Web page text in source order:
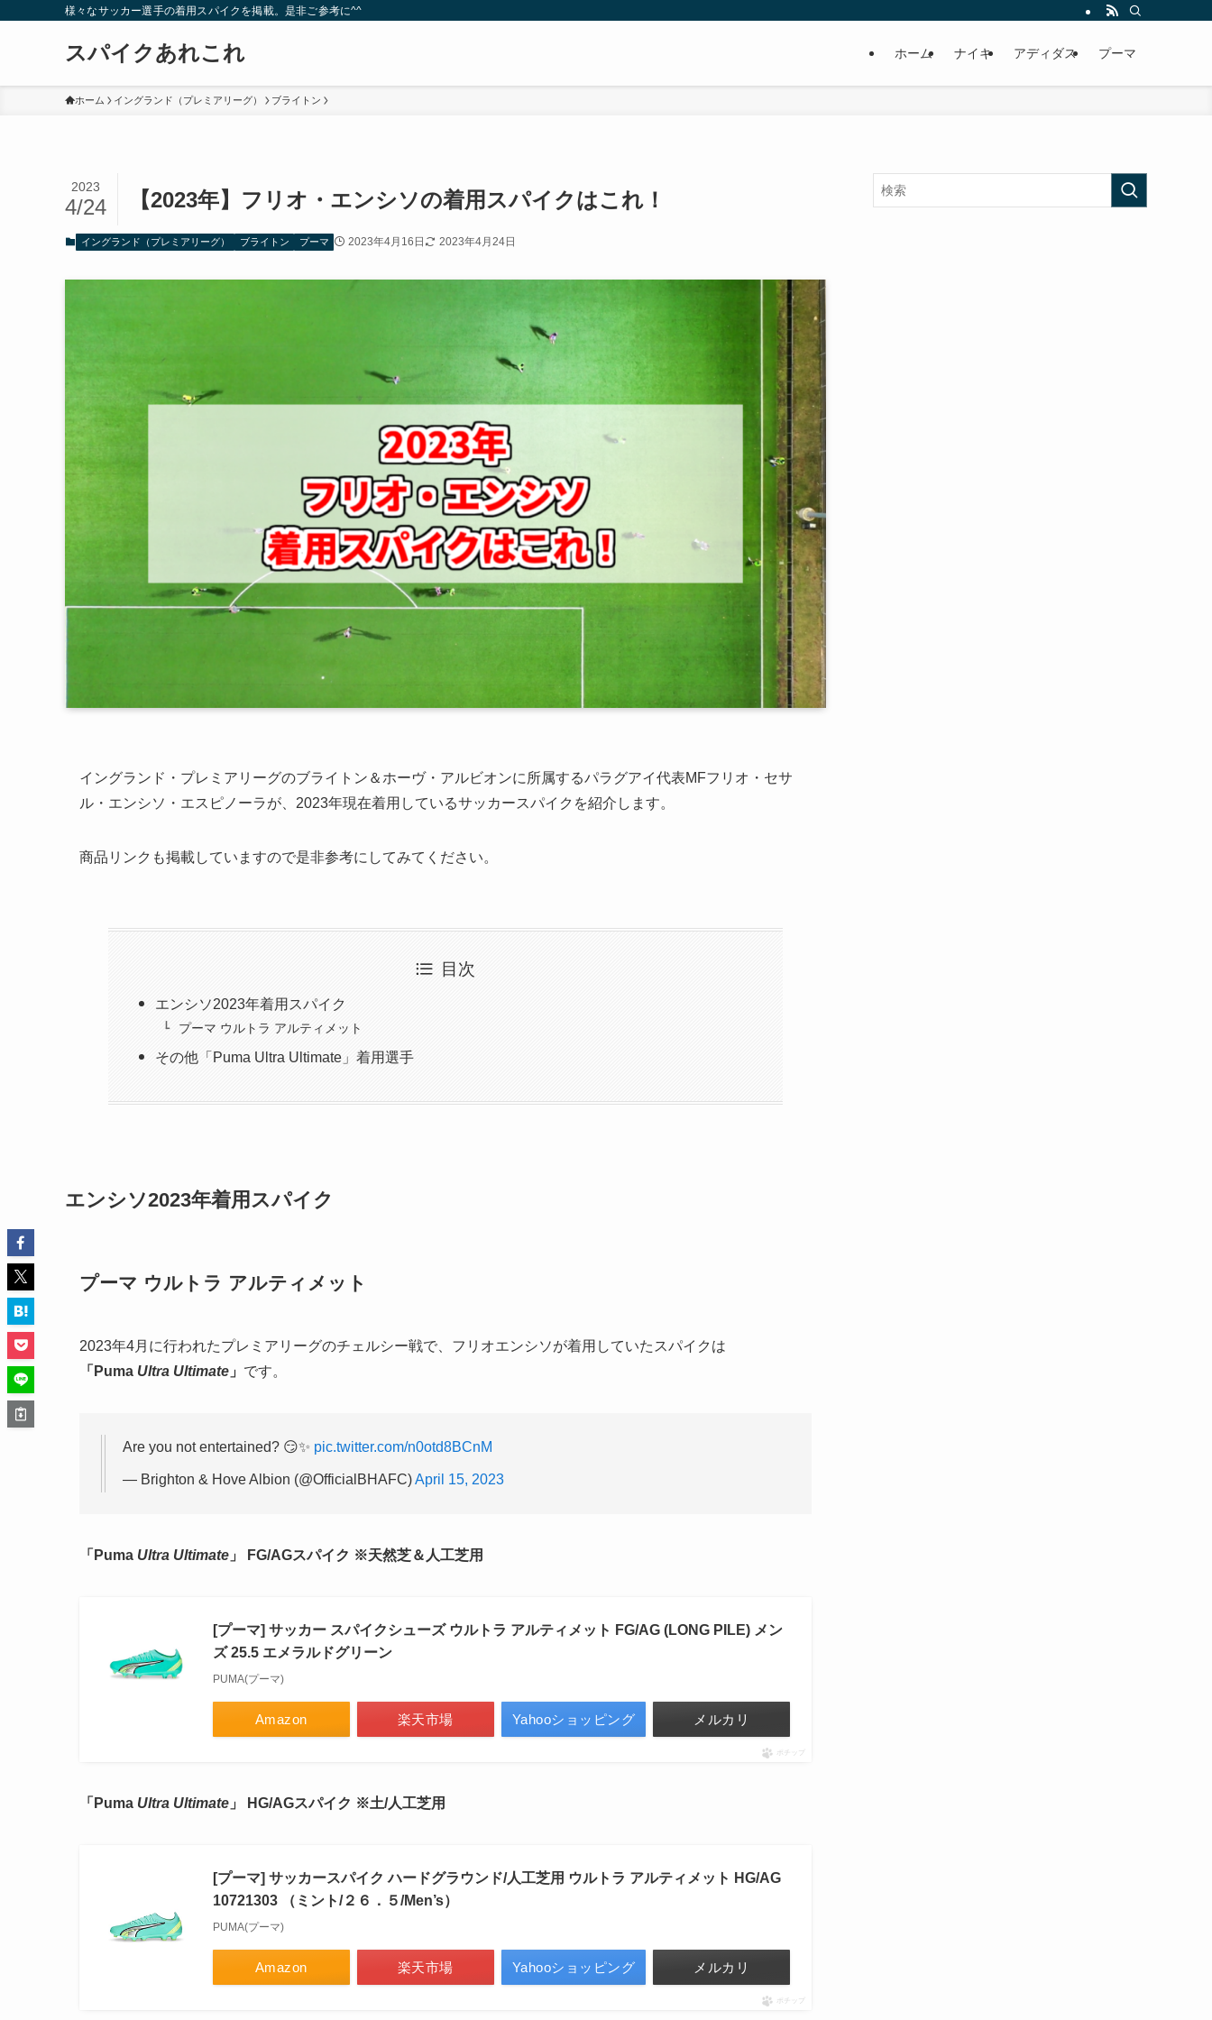
様々なサッカー選手の着用スパイクを掲載。是非ご参考に^^
スパイクあれこれ ホーム ナイキ アディダス プーマ
ホーム イングランド（プレミアリーグ） ブライトン
【2023年】フリオ・エンシソの着用スパイクはこれ！
2023
4/24
イングランド（プレミアリーグ） ブライトン プーマ 2023年4月16日 2023年4月24日
イングランド・プレミアリーグのブライトン＆ホーヴ・アルビオンに所属するパラグアイ代表MFフリオ・セサ
ル・エンシソ・エスピノーラが、2023年現在着用しているサッカースパイクを紹介します。
商品リンクも掲載していますので是非参考にしてみてください。
目次
エンシソ2023年着用スパイク
プーマ ウルトラ アルティメット
その他「Puma Ultra Ultimate」着用選手
エンシソ2023年着用スパイク
プーマ ウルトラ アルティメット
2023年4月に行われたプレミアリーグのチェルシー戦で、フリオエンシソが着用していたスパイクは
「Puma Ultra Ultimate 」 です。
Are you not entertained? 😏✨ pic.twitter.com/n0otd8BCnM
— Brighton & Hove Albion (@OfficialBHAFC)April 15, 2023
「Puma Ultra Ultimate 」 FG/AGスパイク ※天然芝＆人工芝用
[プーマ] サッカー スパイクシューズ ウルトラ アルティメット FG/AG (LONG PILE) メン
ズ 25.5 エメラルドグリーン
PUMA(プーマ)
Amazon 楽天市場 Yahooショッピング メルカリ
ポチップ
「Puma Ultra Ultimate 」 HG/AGスパイク ※土/人工芝用
[プーマ] サッカースパイク ハードグラウンド/人工芝用 ウルトラ アルティメット HG/AG
10721303 （ミント/２６．５/Men’s）
PUMA(プーマ)
Amazon 楽天市場 Yahooショッピング メルカリ
ポチップ